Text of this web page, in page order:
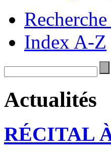
Index A-Z
Actualités
RÉCITAL